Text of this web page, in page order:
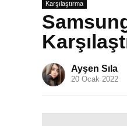
Karşılaştırma
Ayşen Sıla
20 Ocak 2022